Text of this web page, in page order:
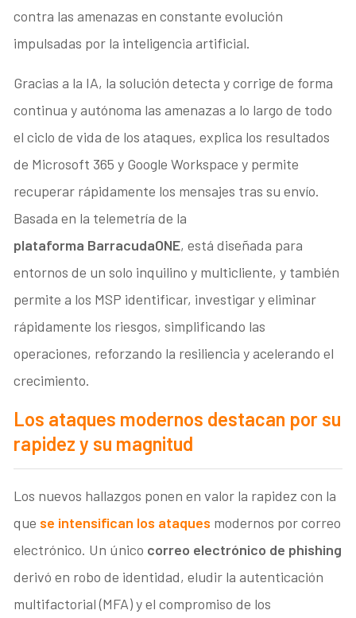
contra las amenazas en constante evolución
impulsadas por la inteligencia artificial.
Gracias a la IA, la solución detecta y corrige de forma
continua y autónoma las amenazas a lo largo de todo
el ciclo de vida de los ataques, explica los resultados
de Microsoft 365 y Google Workspace y permite
recuperar rápidamente los mensajes tras su envío.
Basada en la telemetría de la
plataforma BarracudaONE, está diseñada para
entornos de un solo inquilino y multicliente, y también
permite a los MSP identificar, investigar y eliminar
rápidamente los riesgos, simplificando las
operaciones, reforzando la resiliencia y acelerando el
crecimiento.
Los ataques modernos destacan por su
rapidez y su magnitud
Los nuevos hallazgos ponen en valor la rapidez con la
que se intensifican los ataques modernos por correo
electrónico. Un único correo electrónico de phishing
derivó en robo de identidad, eludir la autenticación
multifactorial (MFA) y el compromiso de los